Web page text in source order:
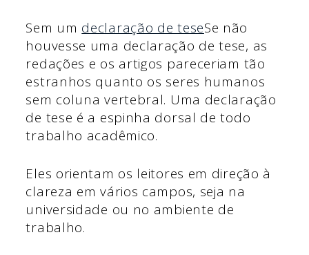
Sem um declaração de teseSe não
houvesse uma declaração de tese, as
redações e os artigos pareceriam tão
estranhos quanto os seres humanos
sem coluna vertebral. Uma declaração
de tese é a espinha dorsal de todo
trabalho acadêmico.
Eles orientam os leitores em direção à
clareza em vários campos, seja na
universidade ou no ambiente de
trabalho.